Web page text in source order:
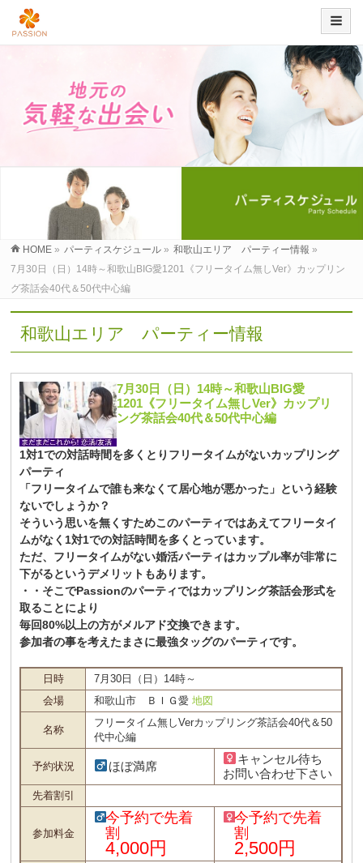
HOME » パーティスケジュール » 和歌山エリア パーティー情報 »
7月30日（日）14時～和歌山BIG愛1201《フリータイム無しVer》カップリン
グ茶話会40代＆50代中心編
和歌山エリア パーティー情報
7月30日（日）14時～和歌山BIG愛
1201《フリータイム無しVer》カップリ
ング茶話会40代＆50代中心編
1対1での対話時間を多くとりフリータイムがないカップリング
パーティ
「フリータイムで誰も来なくて居心地が悪かった」という経験
ないでしょうか？
そういう思いを無くすためこのパーティではあえてフリータイ
ムがなく1対1での対話時間を多くとっています。
ただ、フリータイムがない婚活パーティはカップル率が非常に
下がるというデメリットもあります。
・・そこでPassionのパーティではカップリング茶話会形式を
取ることにより
毎回80%以上の方がメルアド交換できます。
参加者の事を考えたまさに最強タッグのパーティです。
日時
7月30日（日）14時～
会場
和歌山市 ＢＩＧ愛地図
名称
フリータイム無しVerカップリング茶話会40代＆50
代中心編
予約状況 ほぼ満席
キャンセル待ち
お問い合わせ下さい
先着割引
参加料金
今予約で先着
割
4,000円
今予約で先着
割
2,500円